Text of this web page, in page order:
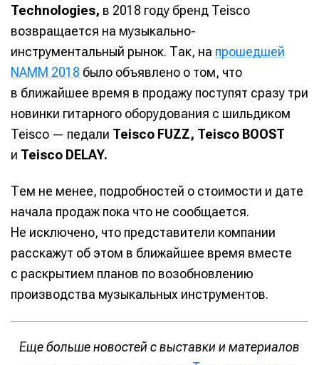
Войти через Яндекс ID
Нажимая на кнопку «Войти» или на кнопки социальных
сервисов для входа, вы подтверждаете, что
ознакомились и принимаетеУсловия использования,
Политику обработки персональных данных иПравила
площадки.
Войти через Яндекс ID
Нажимая на кнопку «Войти» или на кнопки социальных
сервисов для входа, вы подтверждаете, что
ознакомились и принимаетеУсловия использования,
Политику обработки персональных данных иПравила
площадки.
Войти через Яндекс ID
Нажимая на кнопку «Войти» или на кнопки социальных
сервисов для входа, вы подтверждаете, что
ознакомились и принимаетеУсловия использования,
Политику обработки персональных данных иПравила
площадки.
пианино
Справочник гитариста
Мы в социальных сетях
Информация
О проекте Реклама
Редакционная политика (в разработке)
Помощь проекту
Войти через Яндекс ID
Нажимая на кнопку «Войти» или на кнопки социальных
сервисов для входа, вы подтверждаете, что
ознакомились и принимаетеУсловия использования,
Политику обработки персональных данных иПравила
площадки.
пианино
Справочник гитариста
Мы в социальных сетях
Информация
О проекте Реклама
Редакционная политика (в разработке)
Помощь проекту
Technologies, в 2018 году бренд Teisco
возвращается на музыкально-
инструментальный рынок. Так, на прошедшей
NAMM 2018 было объявлено о том, что
в ближайшее время в продажу поступят сразу три
новинки гитарного оборудования с шильдиком
Teisco — педали Teisco FUZZ, Teisco BOOST
и Teisco DELAY.
Тем не менее, подробностей о стоимости и дате
начала продаж пока что не сообщается.
Не исключено, что представители компании
расскажут об этом в ближайшее время вместе
с раскрытием планов по возобновлению
производства музыкальных инструментов.
Еще больше новостей с выставки и материалов